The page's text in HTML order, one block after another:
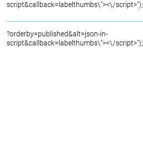
script&callback=labelthumbs\"><\/script>");
?orderby=published&alt=json-in-
script&callback=labelthumbs\"><\/script>");